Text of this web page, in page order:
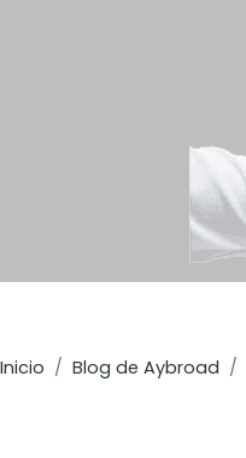
Inicio Blog de Aybroad